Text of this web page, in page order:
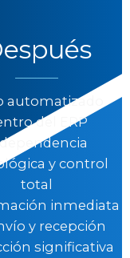
automatizado
del ERP
y control
total
inmediata
y recepción
significativa